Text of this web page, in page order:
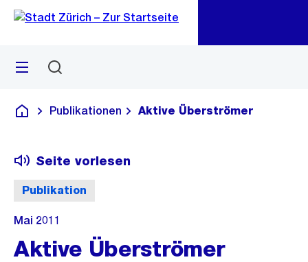
Navigation
Sprunglink
Menü
Deutsch
Publikationen Aktive Überströmer
Publikation
Seite vorlesen
Mai 2011
Aktive Überströmer